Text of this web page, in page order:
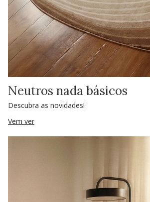
Neutros nada básicos
Descubra as novidades!
Vem ver